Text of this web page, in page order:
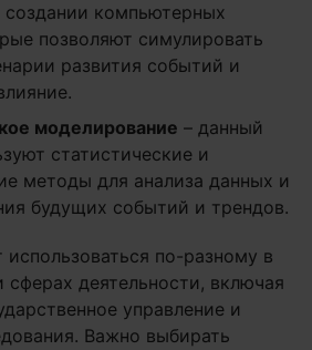
создании компьютерных
позволяют симулировать
развития событий и
моделирование – данный
статистические и
методы для анализа данных и
будущих событий и трендов.
по-разному в
сферах деятельности, включая
управление и
Важно выбирать